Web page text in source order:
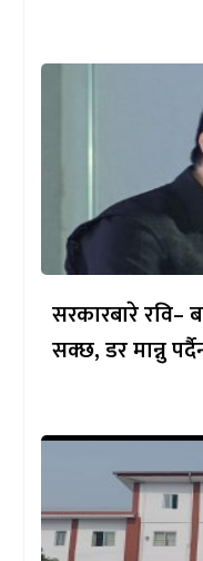
सरकारबारे रवि–
सक्छ, डर मान्नु